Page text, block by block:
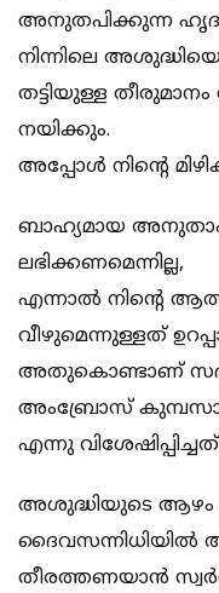
അനുതപിക്കുന്ന
നിന്നിലെ
തട്ടിയുള്ള
നയിക്കും.
അപ്പോൾ നിൻ്റെ
ബാഹ്യമായ
ലഭിക്കണമെന്നില്ല,
എന്നാൽ നിൻ്റെ
വീഴുമെന്നുള്ളത്
അതുകൊണ്ടാണ്
അംബ്രോസ്
എന്നു
അശുദ്ധിയുടെ ആഴം
തീരത്തണയാൻ